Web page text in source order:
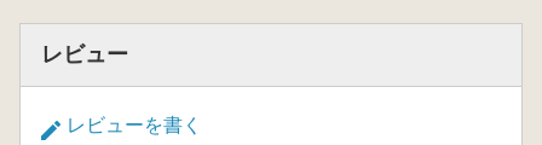
レビュー
レビューを書く